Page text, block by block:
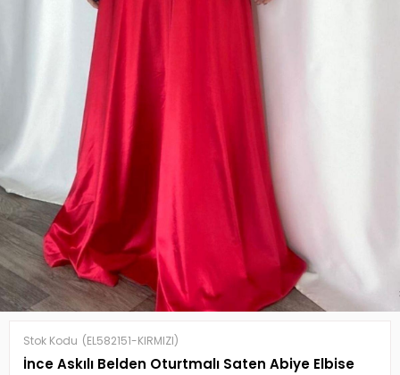
Stok Kodu (EL582151-KIRMIZI)
İnce Askılı Belden Oturtmalı Saten Abiye Elbise